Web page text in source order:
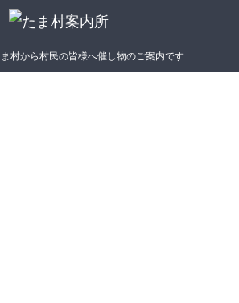
村から村民の皆様へ催し物のご案内です